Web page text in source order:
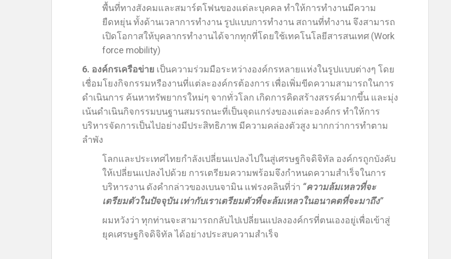
พื้นที่ทางสังคมและสมาร์ตโฟนของแต่ละบุคคล ทำให้การทำงานมีความ
ยืดหยุ่น ทั้งด้านเวลาการทำงาน รูปแบบการทำงาน สถานที่ทำงาน จึงสามารถ
เปิดโอกาสให้บุคลากรทำงานได้จากทุกที่โดยใช้เทคโนโลยีสารสนเทศ (Work
force mobility)
6. องค์กรเครือข่าย เป็นความร่วมมือระหว่างองค์กรหลายแห่งในรูปแบบต่างๆ โดย
เชื่อมโยงกิจกรรมหรืองานที่แต่ละองค์กรต้องการ เพื่อเพิ่มขีดความสามารถในการ
ดำเนินการ ค้นหาทรัพยากรใหม่ๆ จากทั่วโลก เกิดการคิดสร้างสรรค์มากขึ้น และมุ่ง
เน้นดำเนินกิจกรรมบนฐานสมรรถนะที่เป็นจุดแกร่งของแต่ละองค์กร ทำให้การ
บริหารจัดการเป็นไปอย่างมีประสิทธิภาพ มีความคล่องตัวสูง มากกว่าการทำตาม
ลำพัง
โลกและประเทศไทยกำลังเปลี่ยนแปลงไปในสู่เศรษฐกิจดิจิทัล องค์กรถูกบังคับ
ให้เปลี่ยนแปลงไปด้วย การเตรียมความพร้อมจึงกำหนดความสำเร็จในการ
บริหารงาน ดังคำกล่าวของเบนจามิน แฟรงคลินที่ว่า “ความล้มเหลวที่จะ
เตรียมตัวในปัจจุบัน เท่ากับเราเตรียมตัวที่จะล้มเหลวในอนาคตที่จะมาถึง”
ผมหวังว่า ทุกท่านจะสามารถกลับไปเปลี่ยนแปลงองค์กรที่ตนเองอยู่เพื่อเข้าสู่
ยุคเศรษฐกิจดิจิทัล ได้อย่างประสบความสำเร็จ